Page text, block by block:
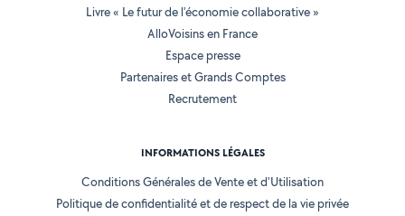
Livre « Le futur de l'économie collaborative »
AlloVoisins en France
Espace presse
Partenaires et Grands Comptes
Recrutement
INFORMATIONS LÉGALES
Conditions Générales de Vente et d'Utilisation
Politique de confidentialité et de respect de la vie privée